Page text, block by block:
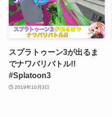
スプラトゥーン3が出るま
でナワバリバトル!!
#Splatoon3
2019年10月3日